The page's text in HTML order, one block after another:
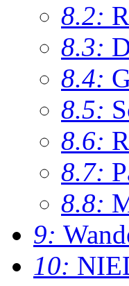
8.2:
8.3:
8.4:
8.5:
8.6:
8.7:
8.8:
9:
10: